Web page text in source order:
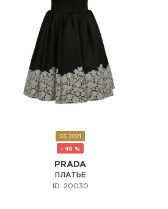
SS 2021
- 40 %
PRADA
ПЛАТЬЕ
ID: 20030